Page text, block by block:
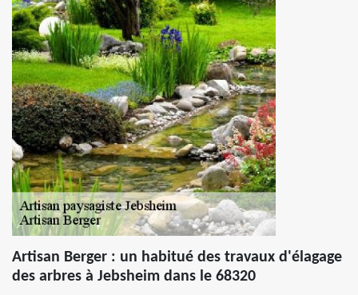
Artisan Berger : un habitué des travaux d'élagage
des arbres à Jebsheim dans le 68320